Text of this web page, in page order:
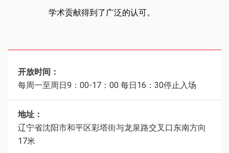
学术贡献得到了广泛的认可。
开放时间：
每周一至周日9：00-17：00 每日16：30停止入场
地址：
辽宁省沈阳市和平区彩塔街与龙泉路交叉口东南方向
17米